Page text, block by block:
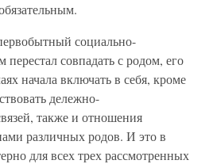
социально-
перестал совпадать с родом, его
начала включать в себя, кроме
дележно-
также и отношения
различных родов. И это в
для всех трех рассмотренных